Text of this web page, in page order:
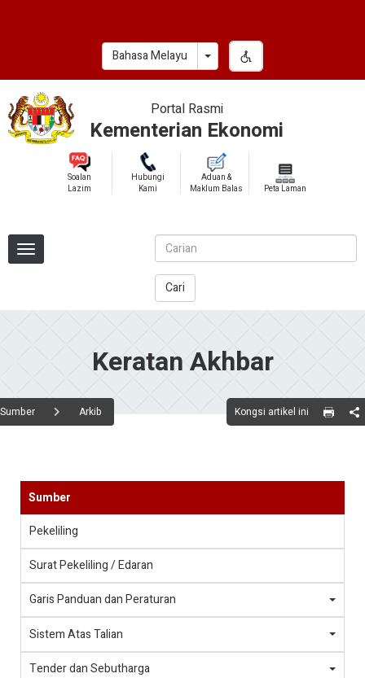
Bahasa Melayu Toggle Dropdown
Portal Rasmi
Kementerian Ekonomi
Soalan
Lazim
Hubungi
Kami
Aduan &
Maklum Balas
Peta Laman
Cari
Keratan Akhbar
Sumber Arkib Kongsi artikel ini
Sumber
Pekeliling
Surat Pekeliling / Edaran
Garis Panduan dan Peraturan
Sistem Atas Talian
Tender dan Sebutharga